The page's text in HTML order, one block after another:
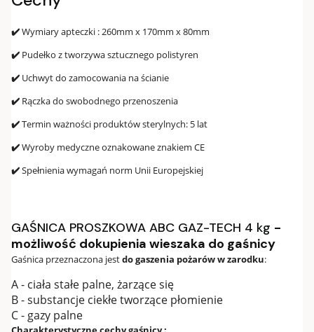
✔️Wymiary apteczki : 260mm x 170mm x 80mm
✔️ Pudełko z tworzywa sztucznego polistyren
✔️ Uchwyt do zamocowania na ścianie
✔️ Rączka do swobodnego przenoszenia
✔️Termin ważności produktów sterylnych: 5 lat
✔️Wyroby medyczne oznakowane znakiem CE
✔️Spełnienia wymagań norm Unii Europejskiej
GAŚNICA PROSZKOWA ABC GAZ-TECH 4 kg -
możliwość dokupienia wieszaka do gaśnicy
Gaśnica przeznaczona jestdo gaszenia pożarów w zarodku:
A - ciała stałe palne, żarzące się
B - substancje ciekłe tworzące płomienie
C - gazy palne